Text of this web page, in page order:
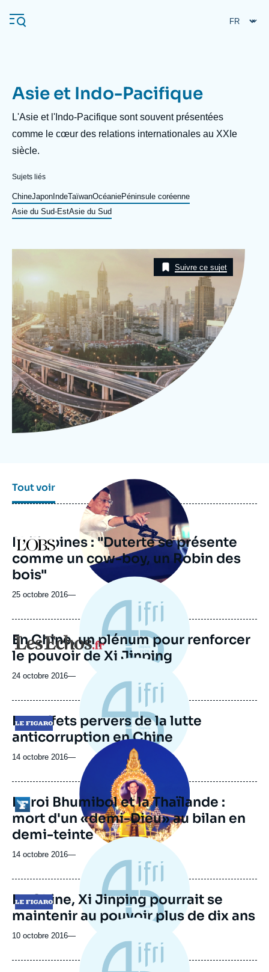
au
contenu
Navigation
principale
Analyses
Événements
Se connecter
Nous soutenir
L'Ifri en bref
Asie et Indo-Pacifique
Description
L'Asie et l'Indo-Pacifique sont souvent présentées
comme le cœur des relations internationales au XXIe
siècle.
Sujets liés
ChineJapon IndeTaïwanOcéaniePéninsule coréenne
Asie du Sud-EstAsie du Sud
Suivre ce sujet
Tout voir
Logo
principale
médiatique
Philippines : "Duterte se présente
comme un cow-boy, un Robin des
bois"
25 octobre 2016—
Logo
En Chine, un plénum pour renforcer
le pouvoir de Xi Jinping
24 octobre 2016—
Logo
Les effets pervers de la lutte
anticorruption en Chine
14 octobre 2016—
Logo
Image
principale
médiatique
Le roi Bhumibol et la Thaïlande :
mort d'un «demi-Dieu» au bilan en
demi-teinte
14 octobre 2016—
Logo
En Chine, Xi Jinping pourrait se
maintenir au pouvoir plus de dix ans
10 octobre 2016—